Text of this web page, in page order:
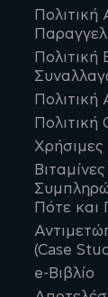
Πολιτική
Πολιτική
Βιταμίνες
Πότε και
(Case
e-Βιβλίο